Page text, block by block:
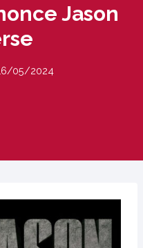
Jason
05/2024